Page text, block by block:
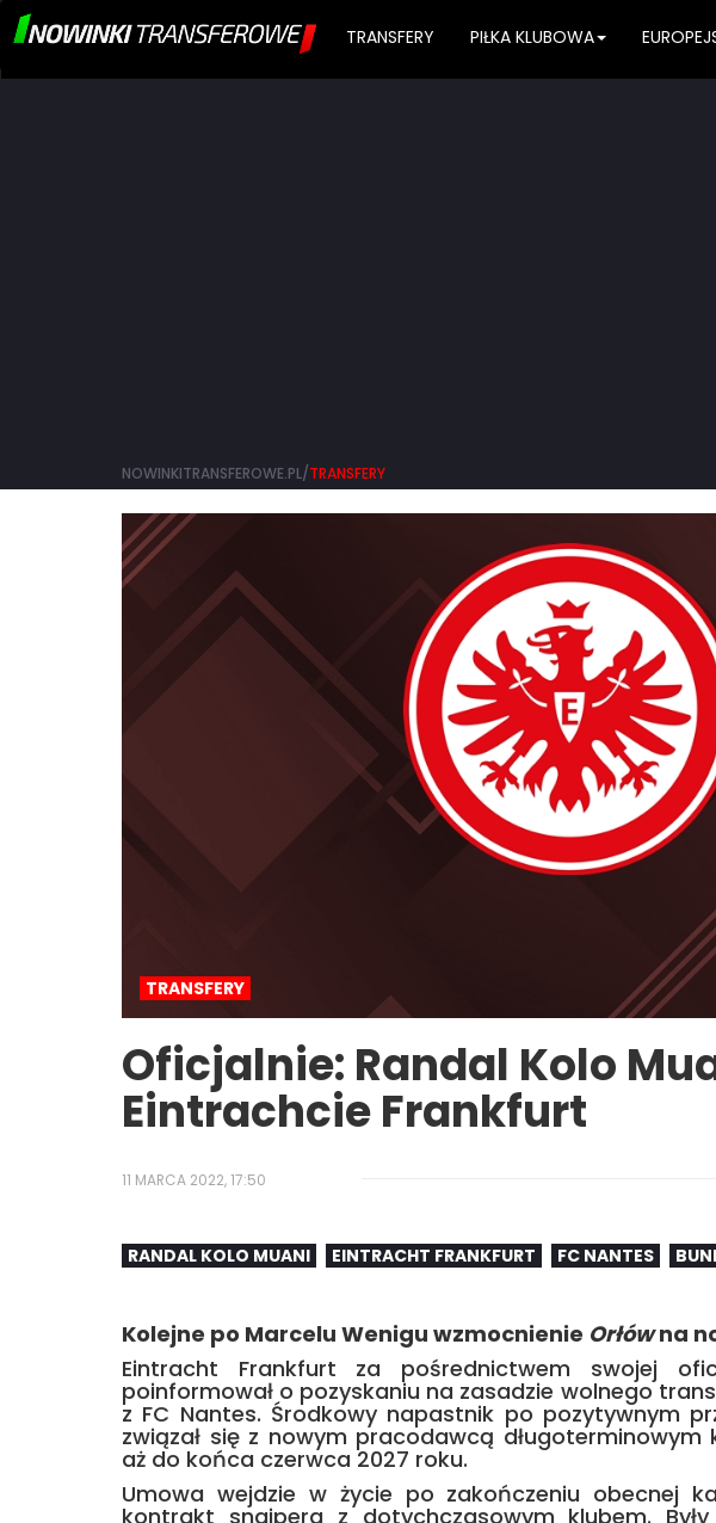
TRANSFERY PIŁKA KLUBOWA
NOWINKITRANSFEROWE.PL/TRANSFERY
TRANSFERY
Oficjalnie: Randal Kolo
Eintrachcie Frankfurt
11 MARCA 2022, 17:50
RANDAL KOLO MUANI EINTRACHT FRANKFURT FC NANTES
Kolejne po Marcelu Wenigu wzmocnienie Orłówna
Eintracht Frankfurt za pośrednictwem swojej
poinformował o pozyskaniu na zasadzie wolnego
z FC Nantes. Środkowy napastnik po pozytywnym
związał się z nowym pracodawcą
aż do końca czerwca 2027 roku.
Umowa wejdzie w życie po zakończeniu obecnej
kontrakt snajpera z dotychczasowym klubem. Były